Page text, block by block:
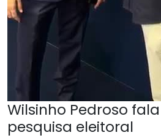
Wilsinho Pedroso
pesquisa eleitoral